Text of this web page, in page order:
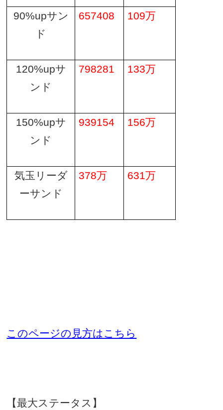
90%upサン
ド
657408 109万
120%upサ
ンド
798281 133万
150%upサ
ンド
939154 156万
気玉リーダ
ーサンド
378万 631万
このページの見方はこちら
【最大ステータス】